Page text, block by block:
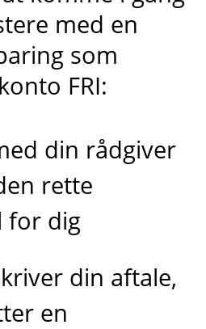
med en
som
FRI:
din rådgiver
rette
for dig
din aftale,
en